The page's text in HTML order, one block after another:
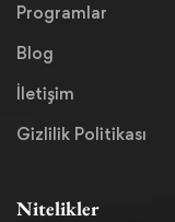
Programlar
Blog
İletişim
Gizlilik Politikası
Nitelikler